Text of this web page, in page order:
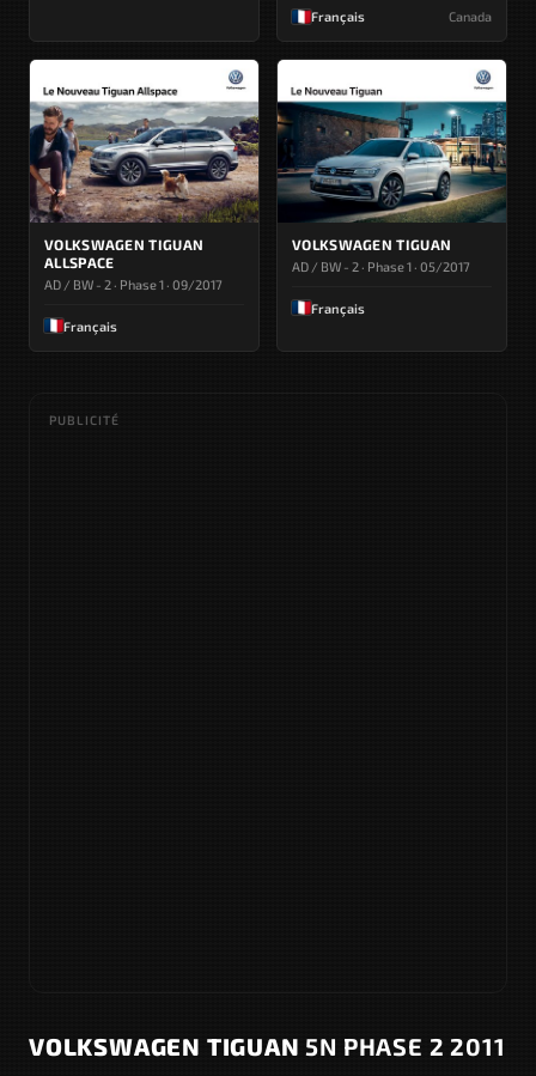
Français Canada
VOLKSWAGEN TIGUAN
ALLSPACE
AD / BW - 2 · Phase 1 · 09/2017
Français
VOLKSWAGEN TIGUAN
AD / BW - 2 · Phase 1 · 05/2017
Français
PUBLICITÉ
VOLKSWAGEN TIGUAN 5N PHASE 2 2011